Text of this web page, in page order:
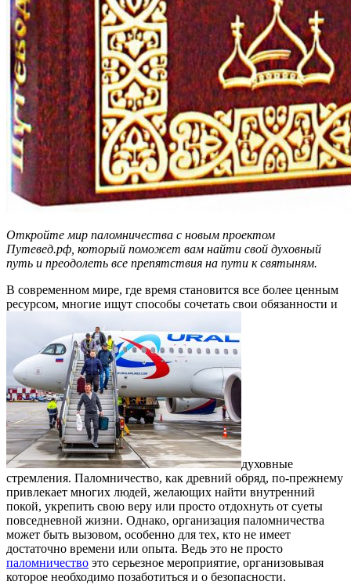
Откройте мир паломничества с новым проектом
Путевед.рф, который поможет вам найти свой духовный
путь и преодолеть все препятствия на пути к святыням.
В современном мире, где время становится все более ценным
ресурсом, многие ищут способы сочетать свои обязанности и
духовные
стремления. Паломничество, как древний обряд, по-прежнему
привлекает многих людей, желающих найти внутренний
покой, укрепить свою веру или просто отдохнуть от суеты
повседневной жизни. Однако, организация паломничества
может быть вызовом, особенно для тех, кто не имеет
достаточно времени или опыта. Ведь это не просто
паломничество это серьезное мероприятие, организовывая
которое необходимо позаботиться и о безопасности.